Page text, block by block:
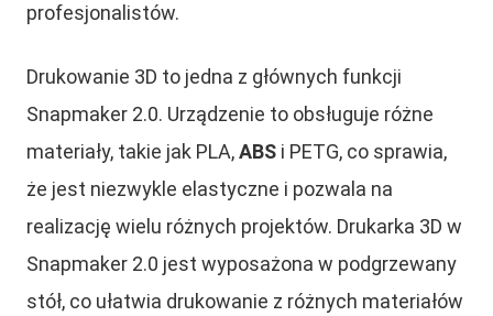
profesjonalistów.
Drukowanie 3D to jedna z głównych funkcji
Snapmaker 2.0. Urządzenie to obsługuje różne
materiały, takie jak PLA,ABS i PETG, co sprawia,
że jest niezwykle elastyczne i pozwala na
realizację wielu różnych projektów. Drukarka 3D w
Snapmaker 2.0 jest wyposażona w podgrzewany
stół, co ułatwia drukowanie z różnych materiałów